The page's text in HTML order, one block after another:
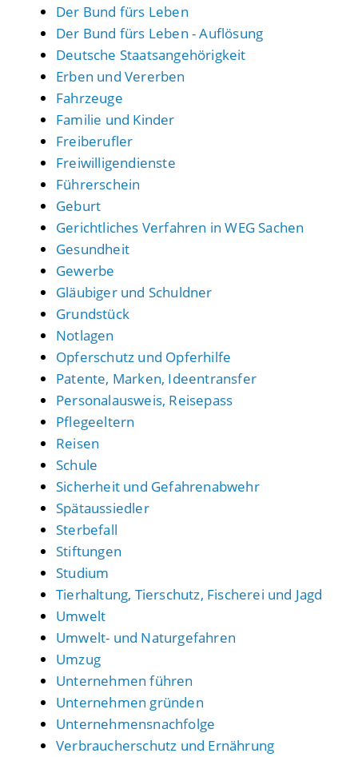
Der Bund fürs Leben
Der Bund fürs Leben - Auflösung
Deutsche Staatsangehörigkeit
Erben und Vererben
Fahrzeuge
Familie und Kinder
Freiberufler
Freiwilligendienste
Führerschein
Geburt
Gerichtliches Verfahren in WEG Sachen
Gesundheit
Gewerbe
Gläubiger und Schuldner
Grundstück
Notlagen
Opferschutz und Opferhilfe
Patente, Marken, Ideentransfer
Personalausweis, Reisepass
Pflegeeltern
Reisen
Schule
Sicherheit und Gefahrenabwehr
Spätaussiedler
Sterbefall
Stiftungen
Studium
Tierhaltung, Tierschutz, Fischerei und Jagd
Umwelt
Umwelt- und Naturgefahren
Umzug
Unternehmen führen
Unternehmen gründen
Unternehmensnachfolge
Verbraucherschutz und Ernährung